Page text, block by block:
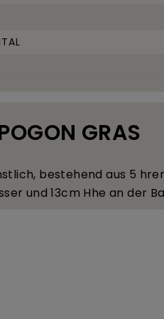
GRAS
bestehend aus 5
und 13cm Hhe an der